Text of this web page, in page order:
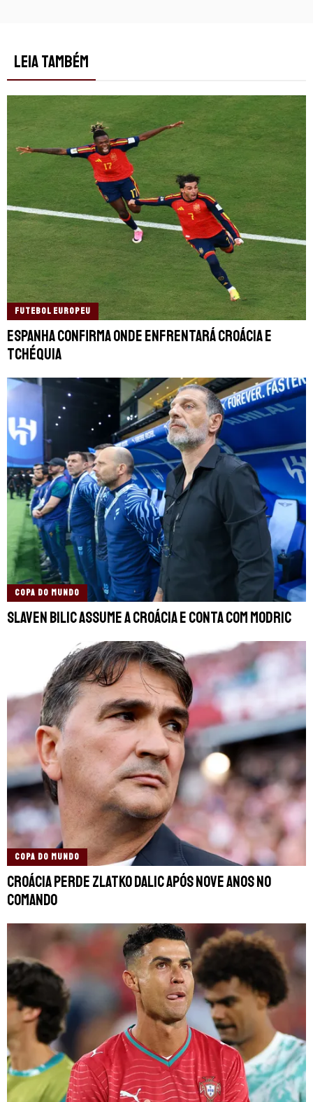
LEIA TAMBÉM
FUTEBOL EUROPEU
Espanha confirma onde enfrentará Croácia e
Tchéquia
COPA DO MUNDO
Slaven Bilic assume a Croácia e conta com Modric
COPA DO MUNDO
Croácia perde Zlatko Dalic após nove anos no
comando